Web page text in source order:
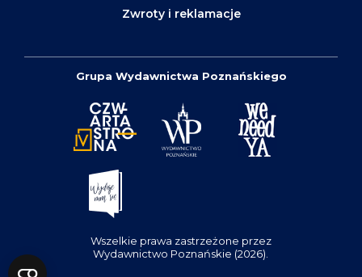
Zwroty i reklamacje
Grupa Wydawnictwa Poznańskiego
Wszelkie prawa zastrzeżone przez
Wydawnictwo Poznańskie (2026).